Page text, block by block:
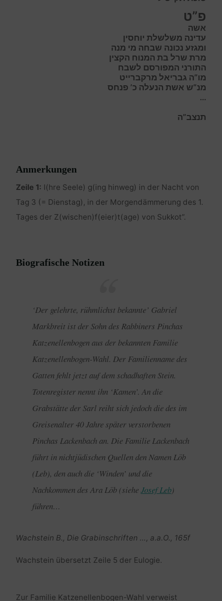
פ”ט
אשה
עדינה משלשלת יוחסין
ומגזע נכונה שבחה מי מנה
מרת שרל בת המנוח הקצין
התורני המפורסם לשבח
מו”ה גבריאל מרקברייט
מנ”ש אשת הנעלה כ’ פנחס
…
תנצב”ה
Anmerkungen
Zeile 1: I(hre Seele) g(ing hinweg) in der Nacht von
Tag 3 (= Dienstag), in der Morgendämmerung des 1.
Tages der Z(wischen)f(eier)t(age) von Sukkot”.
Biografische Notizen
‘Der gelehrte, rühmlichst bekannte’ Gabriel
Markbreit ist der Sohn des Rabbiners Pinchas
Katzenellenbogen aus der bekannten Familie
Katzenellenbogen-Wahl. Der Familienname des
Gatten fehlt jetzt auf dem schadhaften Stein.
Totenregister nennt ihn ‘Kamen’. An die
Grabstätte der Sarl reiht sich jedoch die des im
Greisenalter 40 Jahre später verstorbenen
Pinchas Lackenbach an. Die Familie Lackenbach
führt in nichtjüdischen Quellen den Namen Löb
(Leb), den auch die ‘Winden’ und die
Nachkommen des Ara Löb (sieheJosef Leb)
führen…
Wachstein B., Die Grabinschriften …, a.a.O., 165f
Wachstein übersetzt Zeile 5 der Eulogie.
Zur Familie Katzenellenbogen-Wahl verweist